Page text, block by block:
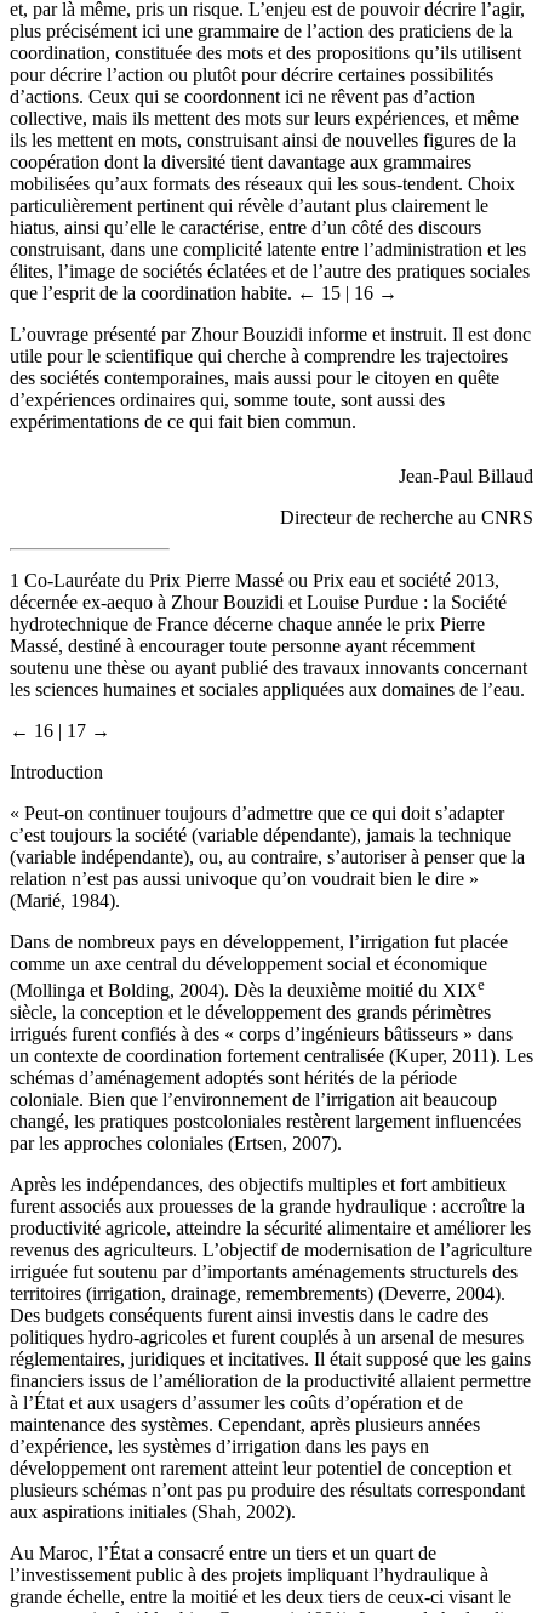
et, par là même, pris un risque. L’enjeu est de pouvoir décrire l’agir,
plus précisément ici une grammaire de l’action des praticiens de la
coordination, constituée des mots et des propositions qu’ils utilisent
pour décrire l’action ou plutôt pour décrire certaines possibilités
d’actions. Ceux qui se coordonnent ici ne rêvent pas d’action
collective, mais ils mettent des mots sur leurs expériences, et même
ils les mettent en mots, construisant ainsi de nouvelles figures de la
coopération dont la diversité tient davantage aux grammaires
mobilisées qu’aux formats des réseaux qui les sous-tendent. Choix
particulièrement pertinent qui révèle d’autant plus clairement le
hiatus, ainsi qu’elle le caractérise, entre d’un côté des discours
construisant, dans une complicité latente entre l’administration et les
élites, l’image de sociétés éclatées et de l’autre des pratiques sociales
que l’esprit de la coordination habite. ← 15 | 16 →
L’ouvrage présenté par Zhour Bouzidi informe et instruit. Il est donc
utile pour le scientifique qui cherche à comprendre les trajectoires
des sociétés contemporaines, mais aussi pour le citoyen en quête
d’expériences ordinaires qui, somme toute, sont aussi des
expérimentations de ce qui fait bien commun.
Jean-Paul Billaud
Directeur de recherche au CNRS
1 Co-Lauréate du Prix Pierre Massé ou Prix eau et société 2013,
décernée ex-aequo à Zhour Bouzidi et Louise Purdue : la Société
hydrotechnique de France décerne chaque année le prix Pierre
Massé, destiné à encourager toute personne ayant récemment
soutenu une thèse ou ayant publié des travaux innovants concernant
les sciences humaines et sociales appliquées aux domaines de l’eau.
← 16 | 17 →
Introduction
« Peut-on continuer toujours d’admettre que ce qui doit s’adapter
c’est toujours la société (variable dépendante), jamais la technique
(variable indépendante), ou, au contraire, s’autoriser à penser que la
relation n’est pas aussi univoque qu’on voudrait bien le dire »
(Marié, 1984).
Dans de nombreux pays en développement, l’irrigation fut placée
comme un axe central du développement social et économique
(Mollinga et Bolding, 2004). Dès la deuxième moitié du XIXe
siècle, la conception et le développement des grands périmètres
irrigués furent confiés à des « corps d’ingénieurs bâtisseurs » dans
un contexte de coordination fortement centralisée (Kuper, 2011). Les
schémas d’aménagement adoptés sont hérités de la période
coloniale. Bien que l’environnement de l’irrigation ait beaucoup
changé, les pratiques postcoloniales restèrent largement influencées
par les approches coloniales (Ertsen, 2007).
Après les indépendances, des objectifs multiples et fort ambitieux
furent associés aux prouesses de la grande hydraulique : accroître la
productivité agricole, atteindre la sécurité alimentaire et améliorer les
revenus des agriculteurs. L’objectif de modernisation de l’agriculture
irriguée fut soutenu par d’importants aménagements structurels des
territoires (irrigation, drainage, remembrements) (Deverre, 2004).
Des budgets conséquents furent ainsi investis dans le cadre des
politiques hydro-agricoles et furent couplés à un arsenal de mesures
réglementaires, juridiques et incitatives. Il était supposé que les gains
financiers issus de l’amélioration de la productivité allaient permettre
à l’État et aux usagers d’assumer les coûts d’opération et de
maintenance des systèmes. Cependant, après plusieurs années
d’expérience, les systèmes d’irrigation dans les pays en
développement ont rarement atteint leur potentiel de conception et
plusieurs schémas n’ont pas pu produire des résultats correspondant
aux aspirations initiales (Shah, 2002).
Au Maroc, l’État a consacré entre un tiers et un quart de
l’investissement public à des projets impliquant l’hydraulique à
grande échelle, entre la moitié et les deux tiers de ceux-ci visant le